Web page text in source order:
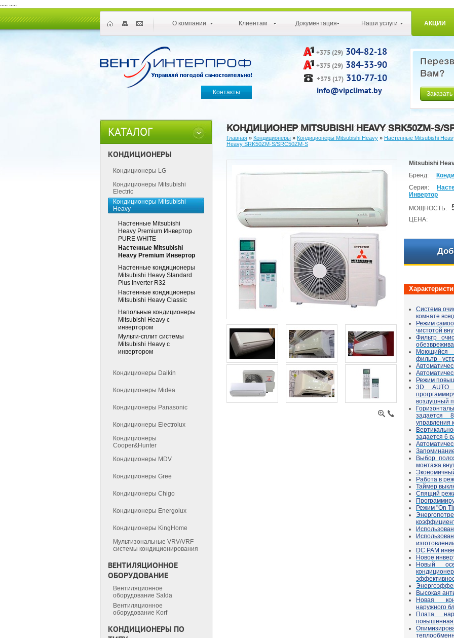
..... .....
О компании Клиентам Документация Наши услуги АКЦИИ
Контакты
+375 (29) 304-82-18
+375 (29) 384-33-90
+375 (17)310-77-10
info@vipclimat.by Заказать
КАТАЛОГ
КОНДИЦИОНЕРЫ
Кондиционеры LG
Кондиционеры Mitsubishi
Electric
Кондиционеры Mitsubishi
Heavy
Настенные Mitsubishi
Heavy Premium Инвертор
PURE WHITE
Настенные Mitsubishi
Heavy Premium Инвертор
Настенные кондиционеры
Mitsubishi Heavy Standard
Plus Inverter R32
Настенные кондиционеры
Mitsubishi Heavy Classic
Напольные кондиционеры
Mitsubishi Heavy с
инвертором
Мульти-сплит системы
Mitsubishi Heavy с
инвертором
Кондиционеры Daikin
Кондиционеры Midea
Кондиционеры Panasonic
Кондиционеры Electrolux
Кондиционеры
Cooper&Hunter
Кондиционеры MDV
Кондиционеры Gree
Кондиционеры Chigo
Кондиционеры Energolux
Кондиционеры KingHome
Мультизональные VRV/VRF
cистемы кондиционирования
ВЕНТИЛЯЦИОННОЕ
ОБОРУДОВАНИЕ
Вентиляционное
оборудование Salda
Вентиляционное
оборудование Korf
КОНДИЦИОНЕРЫ ПО
КОНДИЦИОНЕР MITSUBISHI HEAVY SRK50ZM-S/
Главная » Кондиционеры » Кондиционеры Mitsubishi Heavy » Настенные Mitsubishi
Heavy SRK50ZM-S/SRC50ZM-S
Mitsubishi
Бренд:
Серия:
Инвертор
МОЩНОСТЬ:
ЦЕНА:
Система
комнате
Режим
чистотой
Фильтр
Моющийся
фильтр -
Режим
3D AUTO
воздушный
задается
управления
задается 6
Выбор
монтажа
Работа в
Таймер
Спящий
Режим "On
DC РАМ
Новое
Новый
Высокая
Новая
наружного
Плата
повышенная